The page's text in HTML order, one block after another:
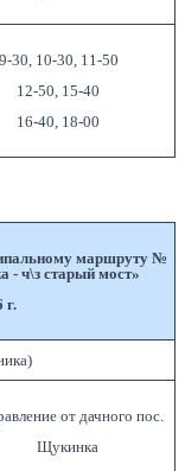
9-30, 10-30, 11-50
12-50, 15-40
16-40, 18-00
маршруту №
- ч\з старый мост»
г.
от дачного пос.
Щукинка